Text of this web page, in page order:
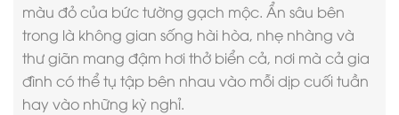
màu đỏ của bức tường gạch mộc. Ẩn sâu bên
trong là không gian sống hài hòa, nhẹ nhàng và
thư giãn mang đậm hơi thở biển cả, nơi mà cả gia
đình có thể tụ tập bên nhau vào mỗi dịp cuối tuần
hay vào những kỳ nghỉ.